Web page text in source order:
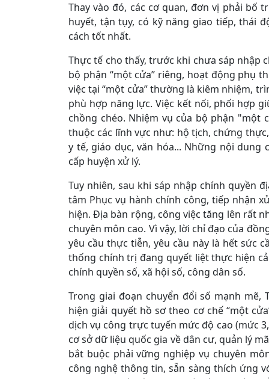
Thay vào đó, các cơ quan, đơn vị phải bố
huyết, tận tụy, có kỹ năng giao tiếp, thái
cách tốt nhất.
Thực tế cho thấy, trước khi chưa sáp nhập
bộ phận “một cửa” riêng, hoạt động phụ
việc tại “một cửa” thường là kiêm nhiệm,
phù hợp năng lực. Việc kết nối, phối hợp
chồng chéo. Nhiệm vụ của bộ phận "một
thuộc các lĩnh vực như: hộ tịch, chứng
y tế, giáo dục, văn hóa... Những nội dung
cấp huyện xử lý.
Tuy nhiên, sau khi sáp nhập chính quyền
tâm Phục vụ hành chính công, tiếp nhận
hiện. Địa bàn rộng, công việc tăng lên rất
chuyên môn cao. Vì vậy, lời chỉ đạo của
yêu cầu thực tiễn, yêu cầu này là hết sức
thống chính trị đang quyết liệt thực hiện
chính quyền số, xã hội số, công dân số.
Trong giai đoạn chuyển đổi số mạnh
hiện giải quyết hồ sơ theo cơ chế “một
dịch vụ công trực tuyến mức độ cao (mức
cơ sở dữ liệu quốc gia về dân cư, quản lý
bắt buộc phải vững nghiệp vụ chuyên
công nghệ thông tin, sẵn sàng thích ứng